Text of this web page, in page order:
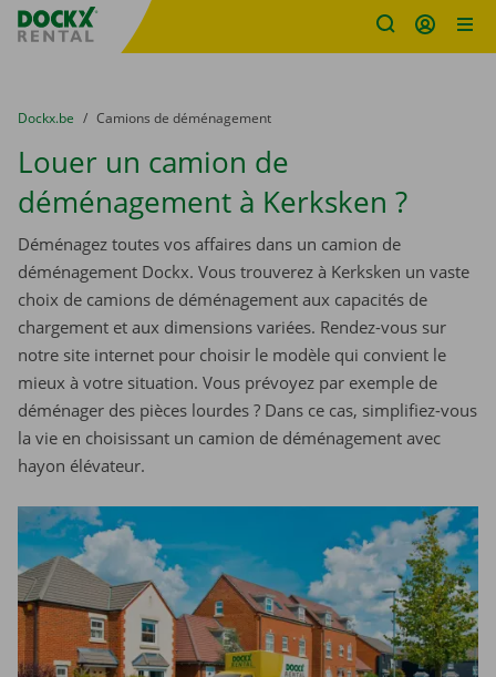
sitename
You are here:
du
Dockx.be to
Camions de déménagement
Louer un camion de
déménagement à Kerksken ?
Déménagez toutes vos affaires dans un camion de
déménagement Dockx. Vous trouverez à Kerksken un vaste
choix de camions de déménagement aux capacités de
chargement et aux dimensions variées. Rendez-vous sur
notre site internet pour choisir le modèle qui convient le
mieux à votre situation. Vous prévoyez par exemple de
déménager des pièces lourdes ? Dans ce cas, simplifiez-vous
la vie en choisissant un camion de déménagement avec
hayon élévateur.